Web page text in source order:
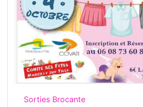
Sorties Brocante